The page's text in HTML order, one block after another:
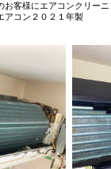
お客様にエアコンクリー
アコン２０２１年製